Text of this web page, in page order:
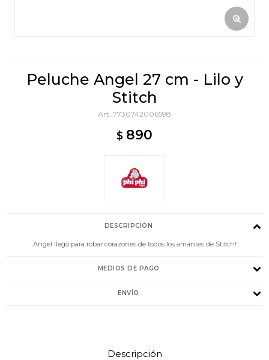
Peluche Angel 27 cm - Lilo y
Stitch
7730742006598
$ 890
DESCRIPCIÓN
Angel llegó para robar corazones de todos los amantes de Stitch!
MEDIOS DE PAGO
ENVÍO
Descripción